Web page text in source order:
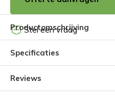
Stel een vraag
Productomschrijving
Specificaties
Reviews